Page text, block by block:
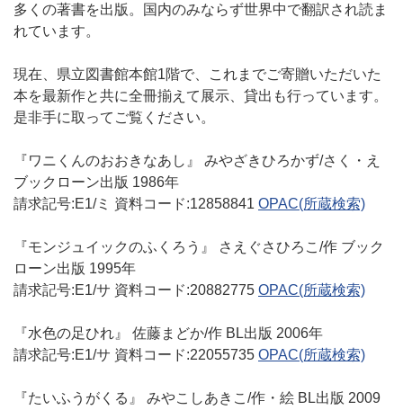
多くの著書を出版。国内のみならず世界中で翻訳され読ま
れています。
現在、県立図書館本館1階で、これまでご寄贈いただいた
本を最新作と共に全冊揃えて展示、貸出も行っています。
是非手に取ってご覧ください。
『ワニくんのおおきなあし』 みやざきひろかず/さく・え
ブックローン出版 1986年
請求記号:E1/ミ 資料コード:12858841 OPAC(所蔵検索)
『モンジュイックのふくろう』 さえぐさひろこ/作 ブック
ローン出版 1995年
請求記号:E1/サ 資料コード:20882775 OPAC(所蔵検索)
『水色の足ひれ』 佐藤まどか/作 BL出版 2006年
請求記号:E1/サ 資料コード:22055735 OPAC(所蔵検索)
『たいふうがくる』 みやこしあきこ/作・絵 BL出版 2009